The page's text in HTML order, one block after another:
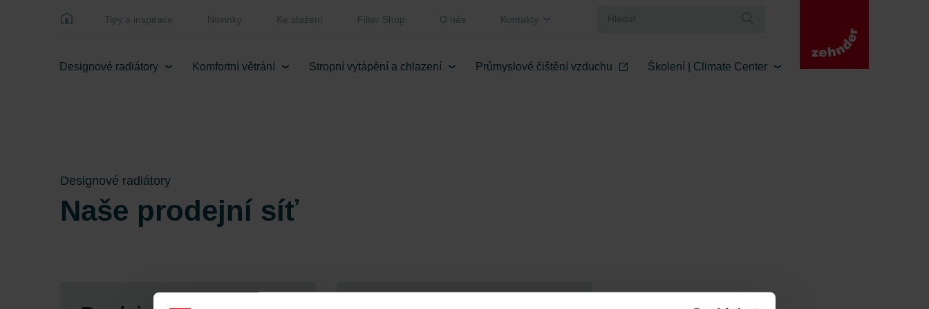
Tipy a inspirace Novinky Ke stažení Filter Shop O nás Kontakty
Designové radiátory Komfortní větrání Stropní vytápění a chlazení Průmyslové čištění vzduchu Školení | Climate Center
Designové radiátory
Naše prodejní síť